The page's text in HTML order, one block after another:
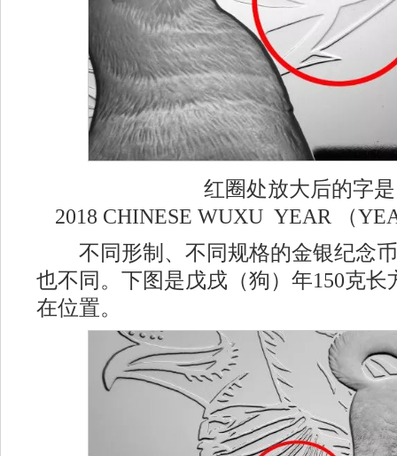
红圈处放大后的字
2018 CHINESE WUXU YEAR （
不同形制、不同规格的金银纪念币
也不同。下图是戊戌（狗）年150克
在位置。